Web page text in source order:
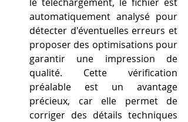
automatiquement analysé pour
détecter d'éventuelles erreurs et
proposer des optimisations pour
garantir une impression de
qualité. Cette vérification
préalable est un avantage
précieux, car elle permet de
corriger des détails techniques